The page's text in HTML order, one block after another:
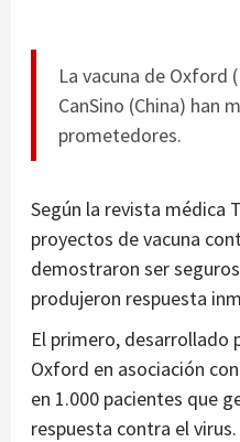
La vacuna de Oxford
CanSino (China) han
prometedores.
Según la revista médica
proyectos de vacuna
demostraron ser
produjeron respuesta
El primero, desarrollado
Oxford en asociación
en 1.000 pacientes que
respuesta contra el virus.